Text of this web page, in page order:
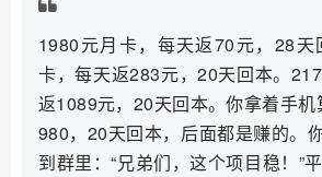
1980元月卡，每天返70元，28天
卡，每天返283元，20天回本。
返1089元，20天回本。你拿着手机
980，20天回本，后面都是赚的。
到群里：“兄弟们，这个项目稳！